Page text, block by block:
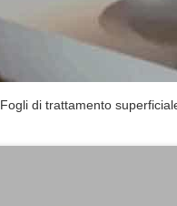
Fogli di trattamento